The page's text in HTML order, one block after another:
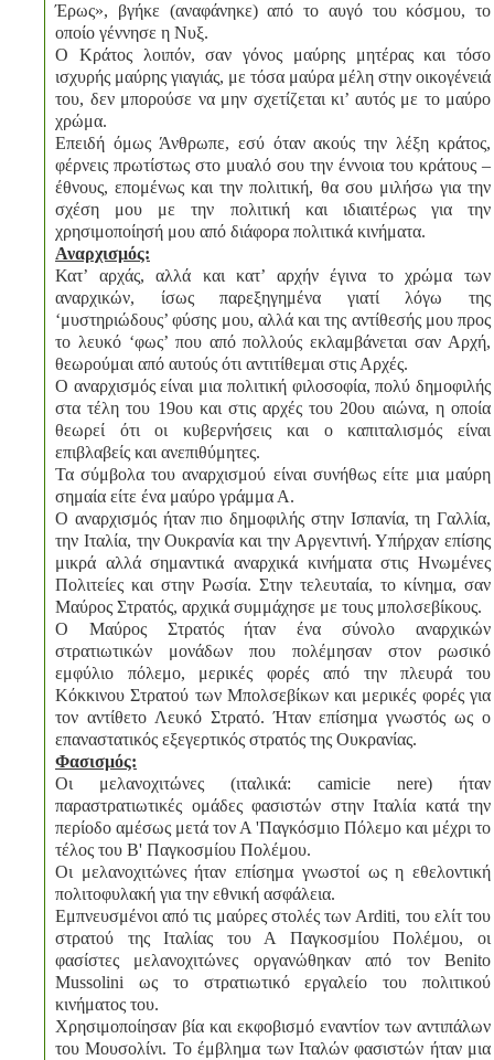
Έρως», βγήκε (αναφάνηκε) από το αυγό του κόσμου, το
οποίο γέννησε η Νυξ.
Ο Κράτος λοιπόν, σαν γόνος μαύρης μητέρας και τόσο
ισχυρής μαύρης γιαγιάς, με τόσα μαύρα μέλη στην οικογένειά
του, δεν μπορούσε να μην σχετίζεται κι’ αυτός με το μαύρο
χρώμα.
Επειδή όμως Άνθρωπε, εσύ όταν ακούς την λέξη κράτος,
φέρνεις πρωτίστως στο μυαλό σου την έννοια του κράτους –
έθνους, επομένως και την πολιτική, θα σου μιλήσω για την
σχέση μου με την πολιτική και ιδιαιτέρως για την
χρησιμοποίησή μου από διάφορα πολιτικά κινήματα.
Αναρχισμός:
Κατ’ αρχάς, αλλά και κατ’ αρχήν έγινα το χρώμα των
αναρχικών, ίσως παρεξηγημένα γιατί λόγω της
‘μυστηριώδους’ φύσης μου, αλλά και της αντίθεσής μου προς
το λευκό ‘φως’ που από πολλούς εκλαμβάνεται σαν Αρχή,
θεωρούμαι από αυτούς ότι αντιτίθεμαι στις Αρχές.
Ο αναρχισμός είναι μια πολιτική φιλοσοφία, πολύ δημοφιλής
στα τέλη του 19ου και στις αρχές του 20ου αιώνα, η οποία
θεωρεί ότι οι κυβερνήσεις και ο καπιταλισμός είναι
επιβλαβείς και ανεπιθύμητες.
Τα σύμβολα του αναρχισμού είναι συνήθως είτε μια μαύρη
σημαία είτε ένα μαύρο γράμμα Α.
Ο αναρχισμός ήταν πιο δημοφιλής στην Ισπανία, τη Γαλλία,
την Ιταλία, την Ουκρανία και την Αργεντινή. Υπήρχαν επίσης
μικρά αλλά σημαντικά αναρχικά κινήματα στις Ηνωμένες
Πολιτείες και στην Ρωσία. Στην τελευταία, το κίνημα, σαν
Μαύρος Στρατός, αρχικά συμμάχησε με τους μπολσεβίκους.
Ο Μαύρος Στρατός ήταν ένα σύνολο αναρχικών
στρατιωτικών μονάδων που πολέμησαν στον ρωσικό
εμφύλιο πόλεμο, μερικές φορές από την πλευρά του
Κόκκινου Στρατού των Μπολσεβίκων και μερικές φορές για
τον αντίθετο Λευκό Στρατό. Ήταν επίσημα γνωστός ως ο
επαναστατικός εξεγερτικός στρατός της Ουκρανίας.
Φασισμός:
Οι μελανοχιτώνες (ιταλικά: camicie nere) ήταν
παραστρατιωτικές ομάδες φασιστών στην Ιταλία κατά την
περίοδο αμέσως μετά τον Α 'Παγκόσμιο Πόλεμο και μέχρι το
τέλος του Β' Παγκοσμίου Πολέμου.
Οι μελανοχιτώνες ήταν επίσημα γνωστοί ως η εθελοντική
πολιτοφυλακή για την εθνική ασφάλεια.
Εμπνευσμένοι από τις μαύρες στολές των Arditi, του ελίτ του
στρατού της Ιταλίας του Α Παγκοσμίου Πολέμου, οι
φασίστες μελανοχιτώνες οργανώθηκαν από τον Benito
Mussolini ως το στρατιωτικό εργαλείο του πολιτικού
κινήματος του.
Χρησιμοποίησαν βία και εκφοβισμό εναντίον των αντιπάλων
του Μουσολίνι. Το έμβλημα των Ιταλών φασιστών ήταν μια